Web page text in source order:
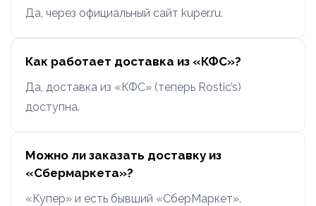
Да, через официальный сайт kuper.ru.
Как работает доставка из «КФС»?
Да, доставка из «КФС» (теперь Rostic’s)
доступна.
Можно ли заказать доставку из
«Сбермаркета»?
«Купер» и есть бывший «СберМаркет».